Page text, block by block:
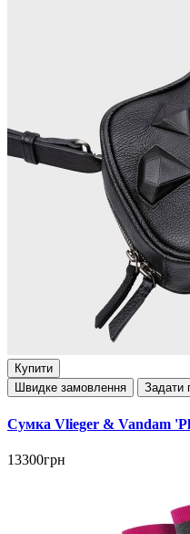
Купити
Швидке замовлення
Задати
Сумка Vlieger & Vandam
13300грн